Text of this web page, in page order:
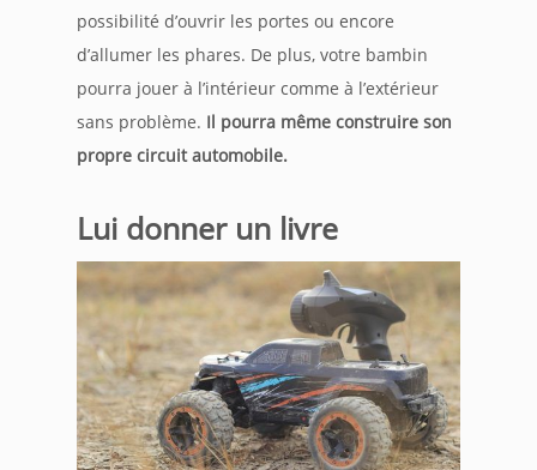
possibilité d’ouvrir les portes ou encore
d’allumer les phares. De plus, votre bambin
pourra jouer à l’intérieur comme à l’extérieur
sans problème. Il pourra même construire son
propre circuit automobile.
Lui donner un livre